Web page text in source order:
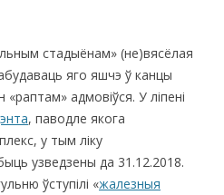
стадыёнам» (не)вясёлая
яго яшчэ ў канцы
«раптам» адмовіўся. У ліпені
, паводле якога
у тым ліку
узведзены да 31.12.2018.
ўступілі «жалезныя